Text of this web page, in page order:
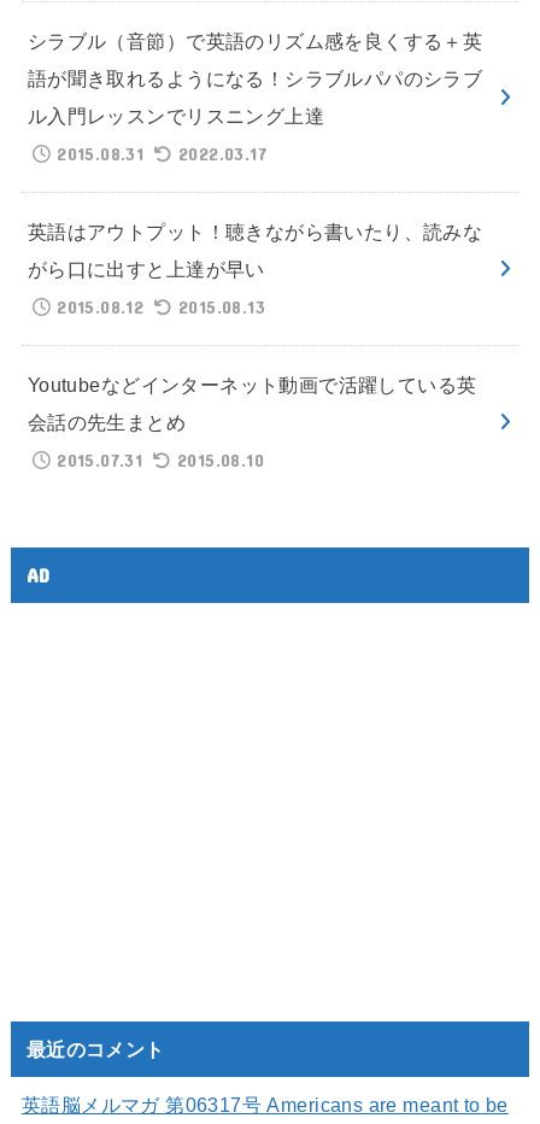
シラブル（音節）で英語のリズム感を良くする＋英
語が聞き取れるようになる！シラブルパパのシラブ
ル入門レッスンでリスニング上達
2015.08.31
2022.03.17
英語はアウトプット！聴きながら書いたり、読みな
がら口に出すと上達が早い
2015.08.12
2015.08.13
Youtubeなどインターネット動画で活躍している英
会話の先生まとめ
2015.07.31
2015.08.10
AD
最近のコメント
英語脳メルマガ 第06317号 Americans are meant to be